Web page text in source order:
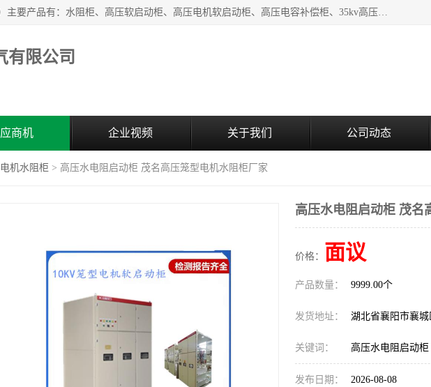
湖北中盛电气有限公司（下称中盛电气）主要产品有：水阻柜、高压软启动柜、高压电机软启动柜、高压电容补偿柜、35kv高压开关柜、高压固态软启动柜等;致力于工业电气控制、电力电子、工业用机器人及自动化产线等产品的研发、制造和应用，是集研发、生产、销售和技术服务于一体的高新技术企业。
有限公司
商机 企业视频 关于我们 公司动态
机水阻柜 > 高压水电阻启动柜 茂名高压笼型电机水阻柜厂家
高压水电阻启动柜 茂名
价格： 面议
产品数量： 9999.00个
发货地址： 湖北省襄阳市襄城
关键词： 高压水电阻启动柜
发布日期： 2026-08-08